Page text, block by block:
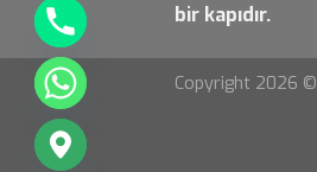
bir kapıdır.
Copyright 2026 ©